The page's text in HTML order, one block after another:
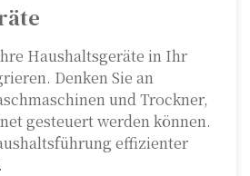
Haushaltsgeräte in Ihr
Denken Sie an
und Trockner,
gesteuert werden können.
effizienter